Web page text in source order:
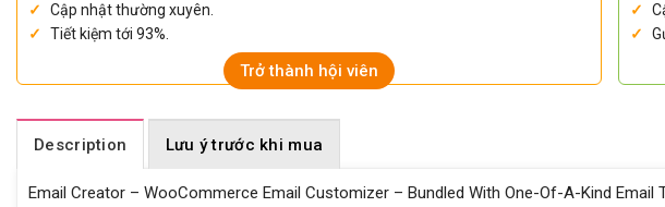
Cập nhật thường xuyên.
Tiết kiệm tới 93%.
Trở thành hội viên
Description Lưu ý trước khi mua
Email Creator – WooCommerce Email Customizer – Bundled With One-Of-A-Kind Email